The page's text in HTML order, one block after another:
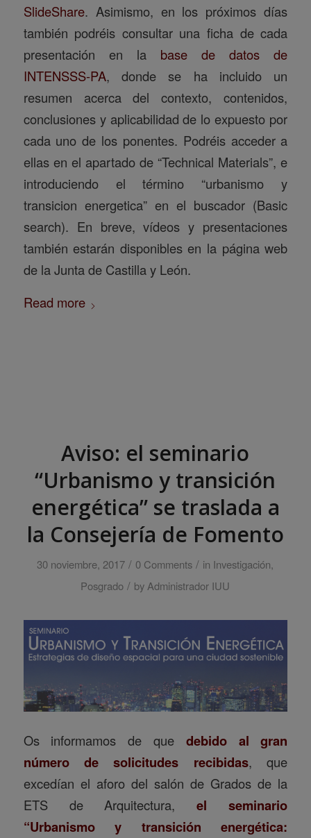
SlideShare. Asimismo, en los próximos días
también podréis consultar una ficha de cada
presentación en la base de datos de
INTENSSS-PA, donde se ha incluido un
resumen acerca del contexto, contenidos,
conclusiones y aplicabilidad de lo expuesto por
cada uno de los ponentes. Podréis acceder a
ellas en el apartado de “Technical Materials”, e
introduciendo el término “urbanismo y
transicion energetica” en el buscador (Basic
search). En breve, vídeos y presentaciones
también estarán disponibles en la página web
de la Junta de Castilla y León.
Read more
Aviso: el seminario
“Urbanismo y transición
energética” se traslada a
la Consejería de Fomento
30 noviembre, 2017 / 0 Comments / in Investigación,
Posgrado / byAdministrador IUU
Os informamos de que debido al gran
número de solicitudes recibidas, que
excedían el aforo del salón de Grados de la
ETS de Arquitectura,el seminario
“Urbanismo y transición energética: